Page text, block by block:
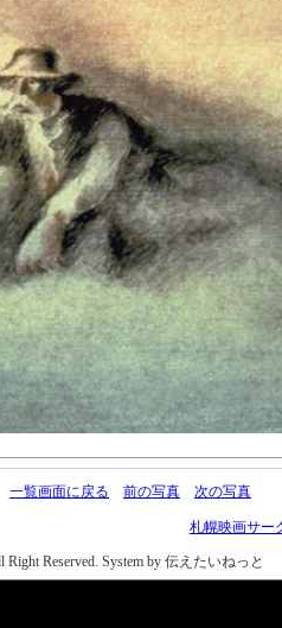
一覧画面に戻る 前の写真 次の写真
札幌映画サー
Reserved. System by 伝えたいねっと